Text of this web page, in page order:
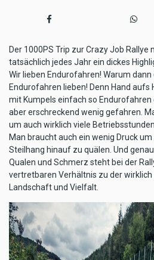
Der 1000PS Trip zur Crazy Job Rallye
tatsächlich jedes Jahr ein dickes
Wir lieben Endurofahren! Warum
Endurofahren lieben! Denn Hand
mit Kumpels einfach so
aber erschreckend wenig gefahren.
um auch wirklich viele
Man braucht auch ein wenig Druck
Steilhang hinauf zu quälen. Und
Qualen und Schmerz steht bei der
vertretbaren Verhältnis zu der
Landschaft und Vielfalt.